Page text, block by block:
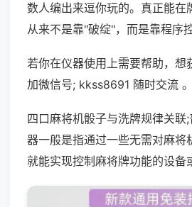
数人编出来逗你玩的。真正能在
从来不是靠"破绽"，而是靠程序
若你在仪器使用上需要帮助，想
加微信号; kkss8691 随时交流 。
四口麻将机骰子与洗牌规律关联
器一般是指通过一些无需对麻将
就能实现控制麻将牌功能的设备